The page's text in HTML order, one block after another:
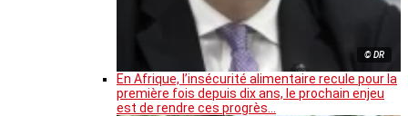
© DR
En Afrique, l’insécurité alimentaire recule pour la
première fois depuis dix ans, le prochain enjeu
est de rendre ces progrès…